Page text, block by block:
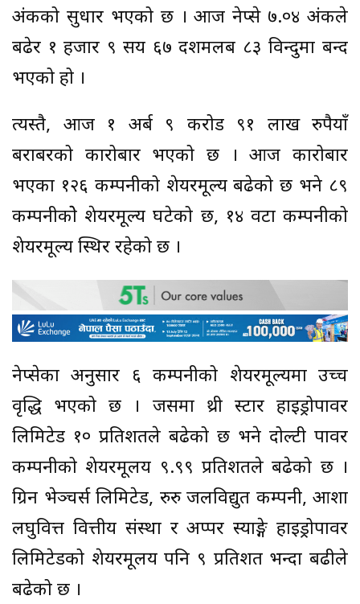
अंकको सुधार भएको छ । आज नेप्से ७.०४ अंकले
बढेर १ हजार ९ सय ६७ दशमलब ८३ विन्दुमा बन्द
भएको हो ।
त्यस्तै, आज १ अर्ब ९ करोड ९१ लाख रुपैयाँ
बराबरको कारोबार भएको छ । आज कारोबार
भएका १२६ कम्पनीको शेयरमूल्य बढेको छ भने ८९
कम्पनीकोे शेयरमूल्य घटेको छ, १४ वटा कम्पनीको
शेयरमूल्य स्थिर रहेको छ ।
नेप्सेका अनुसार ६ कम्पनीको शेयरमूल्यमा उच्च
वृद्धि भएको छ । जसमा थ्री स्टार हाइड्रोपावर
लिमिटेड १० प्रतिशतले बढेको छ भने दोल्टी पावर
कम्पनीको शेयरमूलय ९.९९ प्रतिशतले बढेको छ ।
ग्रिन भेञ्चर्स लिमिटेड, रुरु जलविद्युत कम्पनी, आशा
लघुवित्त वित्तीय संस्था र अप्पर स्याङ्गे हाइड्रोपावर
लिमिटेडको शेयरमूलय पनि ९ प्रतिशत भन्दा बढीले
बढेको छ ।